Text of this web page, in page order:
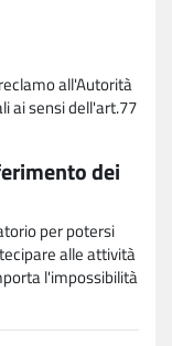
all'Autorità
ai sensi dell'art.77
dei
per potersi
alle attività
l'impossibilità